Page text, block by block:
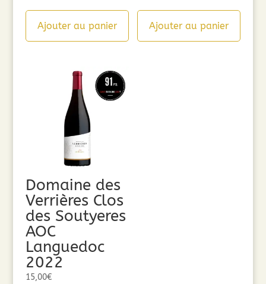
Ajouter au panier Ajouter au panier
Domaine des
Verrières Clos
des Soutyeres
AOC
Languedoc
2022
15,00€